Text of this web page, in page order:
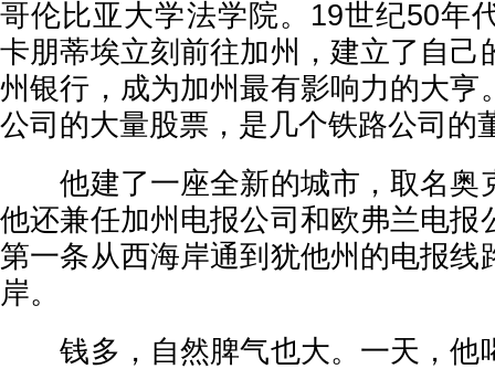
哥伦比亚大学法学院。19世纪50年
卡朋蒂埃立刻前往加州，建立了自己
州银行，成为加州最有影响力的大亨
公司的大量股票，是几个铁路公司的
他建了一座全新的城市，取名奥
他还兼任加州电报公司和欧弗兰电报
第一条从西海岸通到犹他州的电报线
岸。
钱多，自然脾气也大。一天，他